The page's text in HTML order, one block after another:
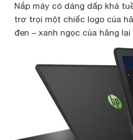
Nắp máy có dáng dấp khá
trơ trọi một chiếc logo của
đen – xanh ngọc của hãng